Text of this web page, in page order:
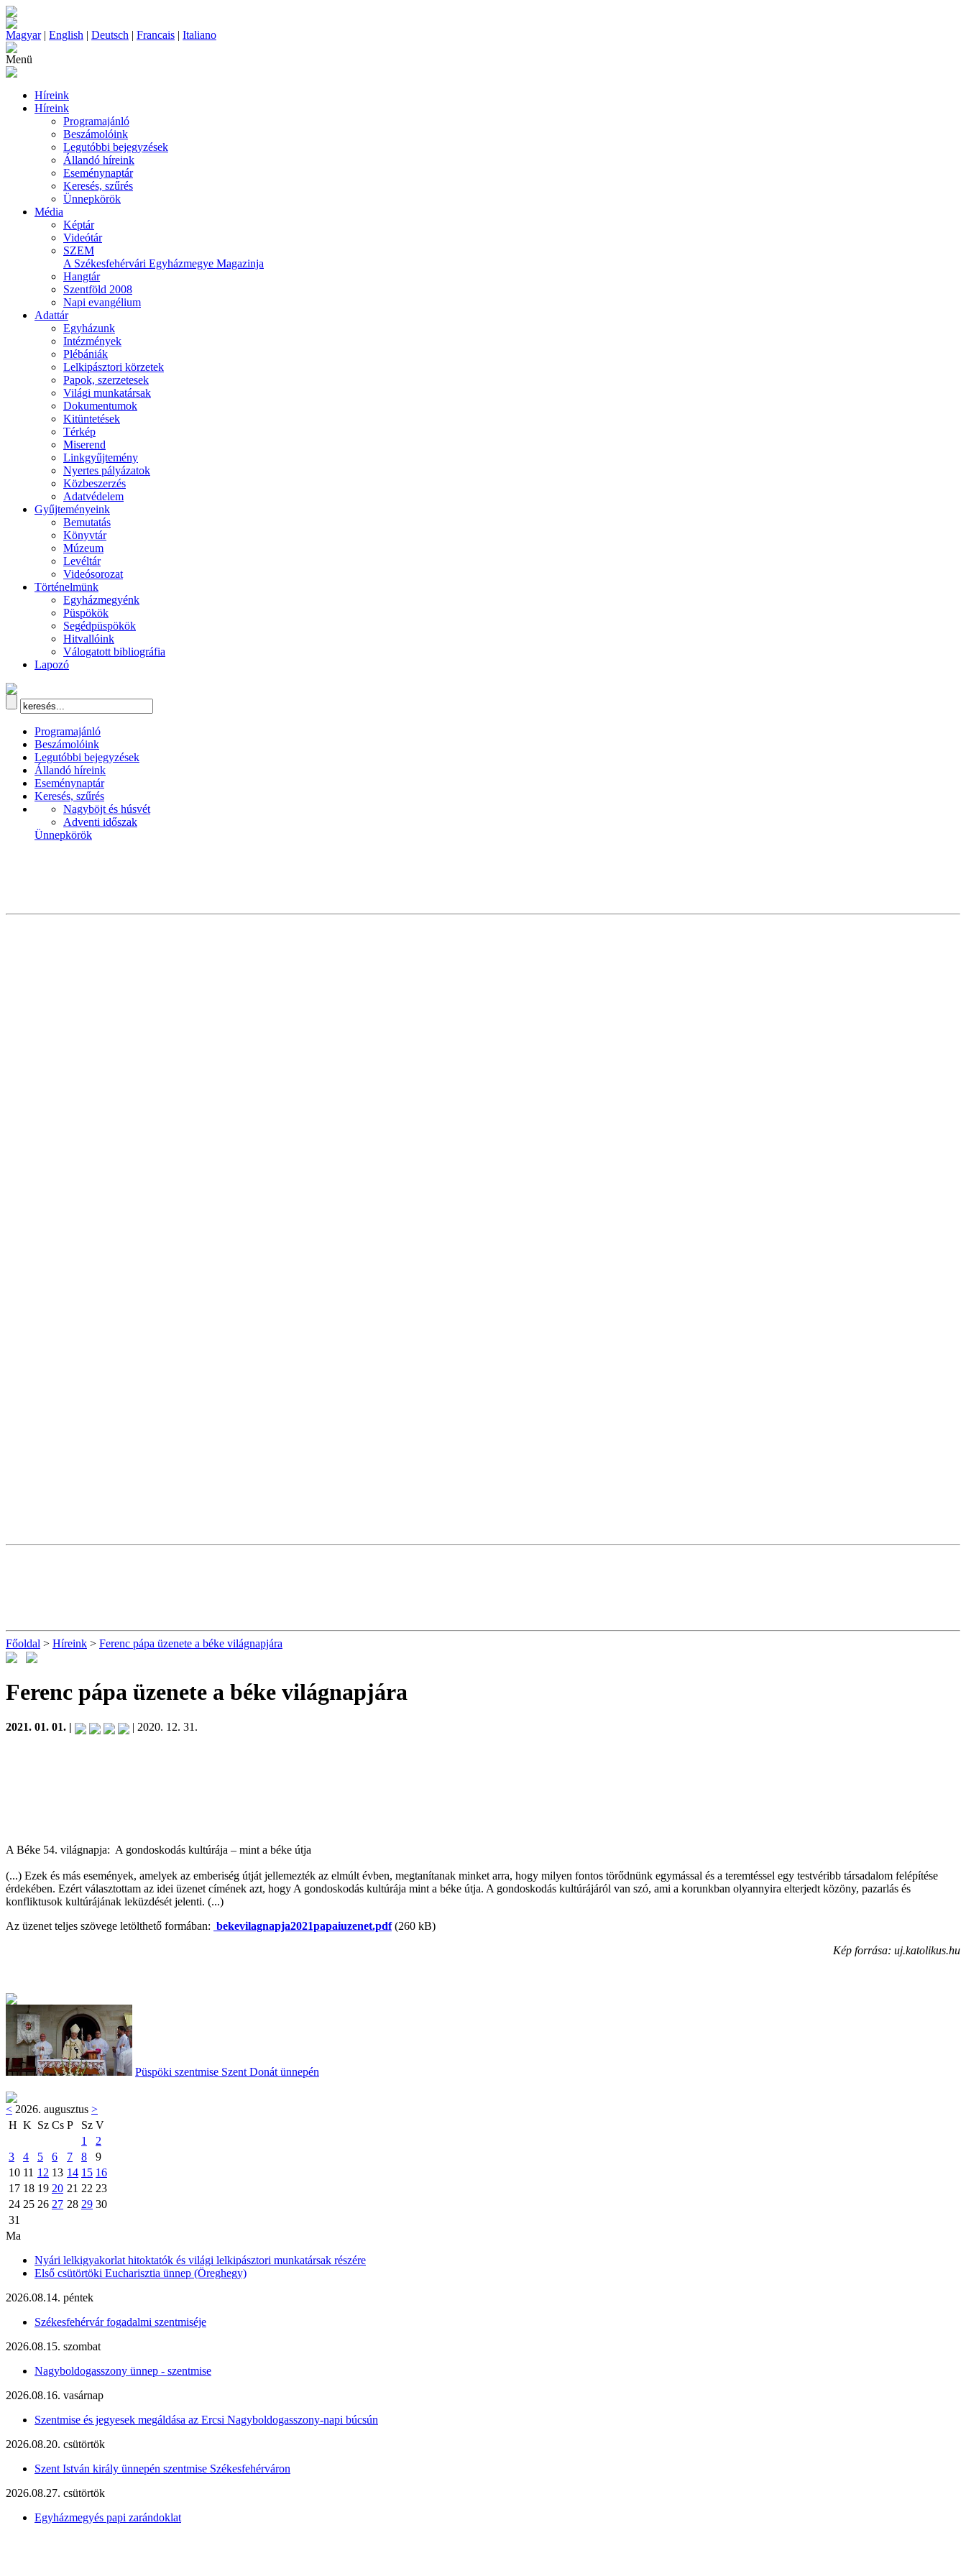
Magyar| English | Deutsch | Francais | Italiano
Menü
Híreink
Híreink
Programajánló
Beszámolóink
Legutóbbi bejegyzések
Állandó híreink
Eseménynaptár
Keresés, szűrés
Ünnepkörök
Média
Képtár
Videótár
SZEM
A Székesfehérvári Egyházmegye Magazinja
Hangtár
Szentföld 2008
Napi evangélium
Adattár
Egyházunk
Intézmények
Plébániák
Lelkipásztori körzetek
Papok, szerzetesek
Világi munkatársak
Dokumentumok
Kitüntetések
Térkép
Miserend
Linkgyűjtemény
Nyertes pályázatok
Közbeszerzés
Adatvédelem
Gyűjteményeink
Bemutatás
Könyvtár
Múzeum
Levéltár
Videósorozat
Történelmünk
Egyházmegyénk
Püspökök
Segédpüspökök
Hitvallóink
Válogatott bibliográfia
Lapozó
Programajánló
Beszámolóink
Legutóbbi bejegyzések
Állandó híreink
Eseménynaptár
Keresés, szűrés
Nagyböjt és húsvét
Adventi időszak
Ünnepkörök
Főoldal > Híreink > Ferenc pápa üzenete a béke világnapjára
Ferenc pápa üzenete a béke világnapjára
2021. 01. 01. | | 2020. 12. 31.
A Béke 54. világnapja: A gondoskodás kultúrája – mint a béke útja
(...) Ezek és más események, amelyek az emberiség útját jellemezték az elmúlt évben, megtanítanak minket arra, hogy milyen fontos törődnünk egymással és a teremtéssel egy testvéribb társadalom felépítése
érdekében. Ezért választottam az idei üzenet címének azt, hogy A gondoskodás kultúrája mint a béke útja. A gondoskodás kultúrájáról van szó, ami a korunkban olyannyira elterjedt közöny, pazarlás és
konfliktusok kultúrájának leküzdését jelenti. (...)
Az üzenet teljes szövege letölthető formában: bekevilagnapja2021papaiuzenet.pdf(260 kB)
Kép forrása: uj.katolikus.hu
Püspöki szentmise Szent Donát ünnepén
< 2026. augusztus >
H K Sz Cs P Sz V
1
2
3
4 5 6 7 8
9
10 11 12 13 14 15 16
17 18 19 20 21 22 23
24 25 26 27 28 29 30
31
Ma
Nyári lelkigyakorlat hitoktatók és világi lelkipásztori munkatársak részére
Első csütörtöki Eucharisztia ünnep (Öreghegy)
2026.08.14. péntek
Székesfehérvár fogadalmi szentmiséje
2026.08.15. szombat
Nagyboldogasszony ünnep - szentmise
2026.08.16. vasárnap
Szentmise és jegyesek megáldása az Ercsi Nagyboldogasszony-napi búcsún
2026.08.20. csütörtök
Szent István király ünnepén szentmise Székesfehérváron
2026.08.27. csütörtök
Egyházmegyés papi zarándoklat